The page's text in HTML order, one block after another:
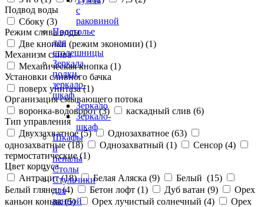
с
раковиной
Подстолье
для
столешницы
Зеркала,
полки,
зеркало-
шкаф
Зеркало
Зеркало-
шкаф
Шкафы
и
пеналы
Столы
Стульчики
для
ванной
Подвод воды
Сбоку (3)
Режим слива воды
Две кнопки (режим экономии) (1)
Механизм слива
Механическая кнопка (1)
Установки сливного бачка
поверх унитаза (1)
Организация смывающего потока
воронка-водоворот (3) каскадный слив (6)
Тип управления
Двухзахватное (5) Однозахватное (63)
однозахватные (18) Однозахватный (1) Сенсор (4)
термостатические (1)
Цвет корпуса
Антрацит (18) Белая Аляска (9) Белый (15)
Белый глянец (4) Бетон лофт (1) Дуб ватан (9)
Орех
каньон коньяк (5) Орех лучистый солнечный (4)
Орех